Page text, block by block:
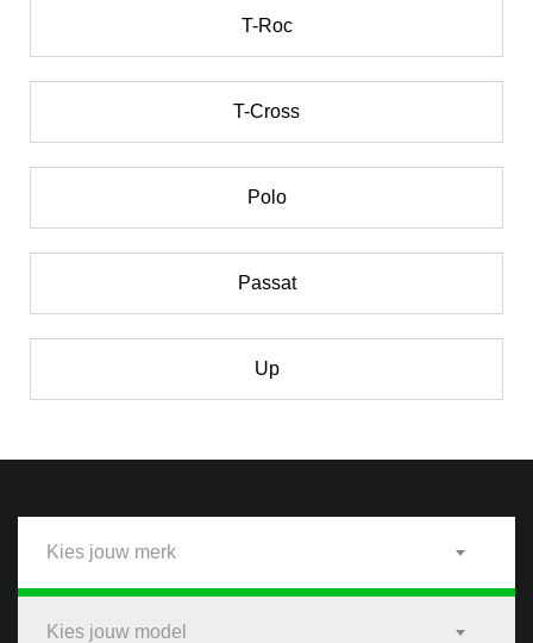
T-Roc
T-Cross
Polo
Passat
Up
Kies jouw merk
Kies jouw model